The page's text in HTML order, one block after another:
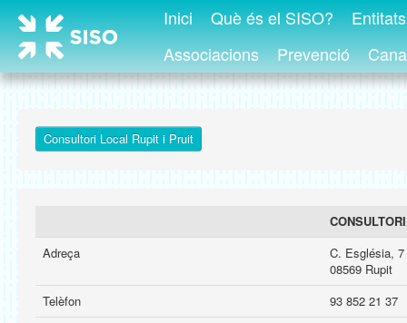
Inici Què és el SISO?
Associacions
Prevenció
Consultori Local Rupit i Pruit
Adreça
C. Església, 7
08569 Rupit
Telèfon
93 852 21 37